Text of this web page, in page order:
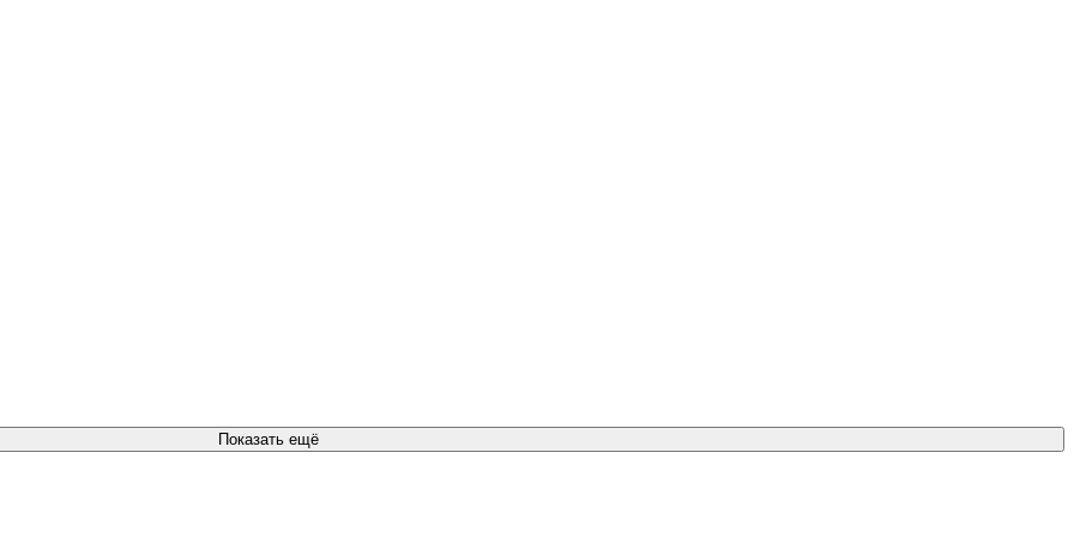
Показать ещё